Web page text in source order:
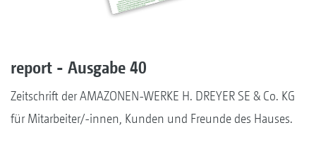
report - Ausgabe 40
Zeitschrift der AMAZONEN-WERKE H. DREYER SE & Co. KG
für Mitarbeiter/-innen, Kunden und Freunde des Hauses.